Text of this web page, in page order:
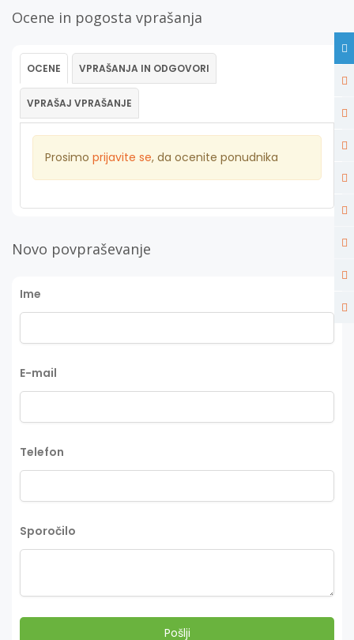
Ocene in pogosta vprašanja
OCENE VPRAŠANJA IN ODGOVORI
VPRAŠAJ VPRAŠANJE
Prosimo prijavite se, da ocenite ponudnika
Novo povpraševanje
Ime
E-mail
Telefon
Sporočilo